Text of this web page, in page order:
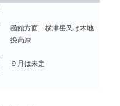
函館方面 横津岳又は木地
挽高原
９月は未定